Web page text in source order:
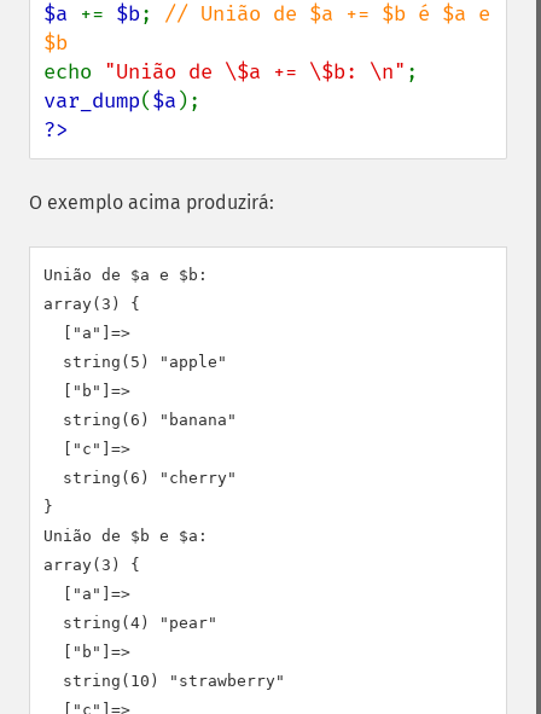
$a += $b; // União de $a += $b é $a e
echo "União de \$a += \$b: \n"
var_dump($a
?>
O exemplo acima produzirá:
União de $a e $b:
array(3) {
  ["a"]=>
  string(5) "apple"
  ["b"]=>
  string(6) "banana"
  ["c"]=>
  string(6) "cherry"
}
União de $b e $a:
array(3) {
  ["a"]=>
  string(4) "pear"
  ["b"]=>
  string(10) "strawberry"
  ["c"]=>